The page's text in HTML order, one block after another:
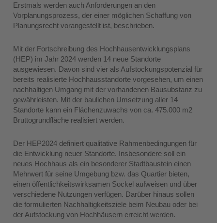
Erstmals werden auch Anforderungen an den
Vorplanungsprozess, der einer möglichen Schaffung von
Planungsrecht vorangestellt ist, beschrieben.
Mit der Fortschreibung des Hochhausentwicklungsplans
(HEP) im Jahr 2024 werden 14 neue Standorte
ausgewiesen. Davon sind vier als Aufstockungspotenzial für
bereits realisierte Hochhausstandorte vorgesehen, um einen
nachhaltigen Umgang mit der vorhandenen Bausubstanz zu
gewährleisten. Mit der baulichen Umsetzung aller 14
Standorte kann ein Flächenzuwachs von ca. 475.000 m2
Bruttogrundfläche realisiert werden.
Der HEP2024 definiert qualitative Rahmenbedingungen für
die Entwicklung neuer Standorte. Insbesondere soll ein
neues Hochhaus als ein besonderer Stadtbaustein einen
Mehrwert für seine Umgebung bzw. das Quartier bieten,
einen öffentlichkeitswirksamen Sockel aufweisen und über
verschiedene Nutzungen verfügen. Darüber hinaus sollen
die formulierten Nachhaltigkeitsziele beim Neubau oder bei
der Aufstockung von Hochhäusern erreicht werden.